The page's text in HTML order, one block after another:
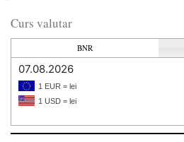
Curs valutar
BNR
07.08.2026
1 EUR = lei
1 USD = lei